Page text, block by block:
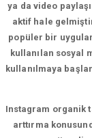
ya da video
aktif hale
popüler bir
kullanılan sosyal
kullanılmaya
Instagram organik
arttırma